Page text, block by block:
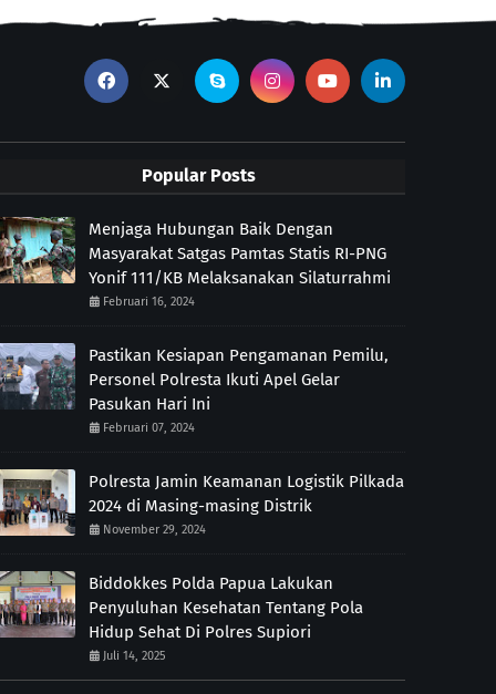
Popular Posts
Menjaga Hubungan Baik Dengan
Masyarakat Satgas Pamtas Statis RI-PNG
Yonif 111/KB Melaksanakan Silaturrahmi
Februari 16, 2024
Pastikan Kesiapan Pengamanan Pemilu,
Personel Polresta Ikuti Apel Gelar
Pasukan Hari Ini
Februari 07, 2024
Polresta Jamin Keamanan Logistik Pilkada
2024 di Masing-masing Distrik
November 29, 2024
Biddokkes Polda Papua Lakukan
Penyuluhan Kesehatan Tentang Pola
Hidup Sehat Di Polres Supiori
Juli 14, 2025